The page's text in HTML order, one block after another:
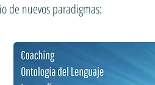
de nuevos paradigmas: